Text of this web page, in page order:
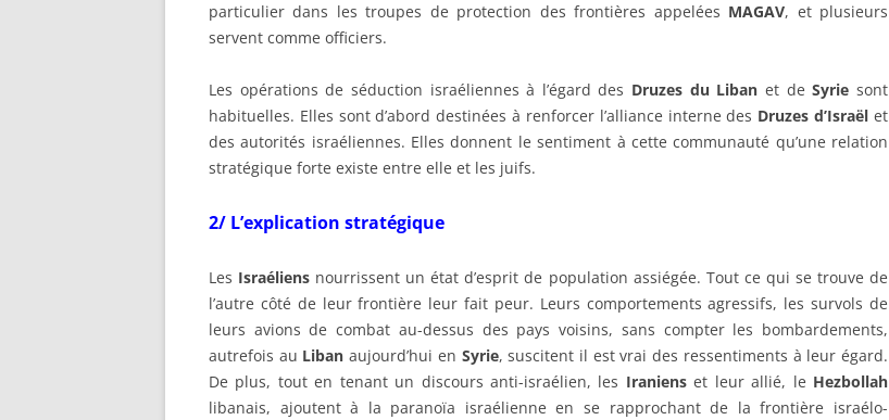
particulier dans les troupes de protection des frontières appelées MAGAV, et plusieurs
servent comme officiers.
Les opérations de séduction israéliennes à l’égard des Druzes du Liban et deSyrie sont
habituelles. Elles sont d’abord destinées à renforcer l’alliance interne des Druzes d’Israël et
des autorités israéliennes. Elles donnent le sentiment à cette communauté qu’une relation
stratégique forte existe entre elle et les juifs.
2/ L’explication stratégique
Les Israéliens nourrissent un état d’esprit de population assiégée. Tout ce qui se trouve de
l’autre côté de leur frontière leur fait peur. Leurs comportements agressifs, les survols de
leurs avions de combat au-dessus des pays voisins, sans compter les bombardements,
autrefois au Liban aujourd’hui en Syrie, suscitent il est vrai des ressentiments à leur égard.
De plus, tout en tenant un discours anti-israélien, les Iranienset leur allié, le Hezbollah
libanais, ajoutent à la paranoïa israélienne en se rapprochant de la frontière israélo-